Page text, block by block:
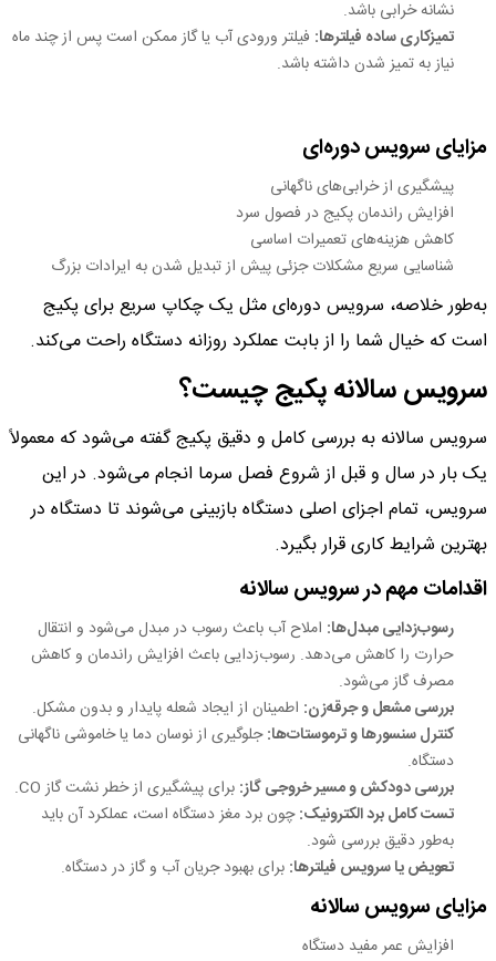
نشانه خرابی باشد.
تمیزکاری ساده فیلترها: فیلتر ورودی آب یا گاز ممکن است پس از چند ماه
نیاز به تمیز شدن داشته باشد.
مزایای سرویس دوره‌ای
پیشگیری از خرابی‌های ناگهانی
افزایش راندمان پکیج در فصول سرد
کاهش هزینه‌های تعمیرات اساسی
شناسایی سریع مشکلات جزئی پیش از تبدیل شدن به ایرادات بزرگ
به‌طور خلاصه، سرویس دوره‌ای مثل یک چکاپ سریع برای پکیج
است که خیال شما را از بابت عملکرد روزانه دستگاه راحت می‌کند.
سرویس سالانه پکیج چیست؟
سرویس سالانه به بررسی کامل و دقیق پکیج گفته می‌شود که معمولاً
یک بار در سال و قبل از شروع فصل سرما انجام می‌شود. در این
سرویس، تمام اجزای اصلی دستگاه بازبینی می‌شوند تا دستگاه در
بهترین شرایط کاری قرار بگیرد.
اقدامات مهم در سرویس سالانه
رسوب‌زدایی مبدل‌ها: املاح آب باعث رسوب در مبدل می‌شود و انتقال
حرارت را کاهش می‌دهد. رسوب‌زدایی باعث افزایش راندمان و کاهش
مصرف گاز می‌شود.
بررسی مشعل و جرقه‌زن: اطمینان از ایجاد شعله پایدار و بدون مشکل.
کنترل سنسورها و ترموستات‌ها:جلوگیری از نوسان دما یا خاموشی ناگهانی
دستگاه.
بررسی دودکش و مسیر خروجی گاز: برای پیشگیری از خطر نشت گاز CO.
تست کامل برد الکترونیک:چون برد مغز دستگاه است، عملکرد آن باید
به‌طور دقیق بررسی شود.
تعویض یا سرویس فیلترها: برای بهبود جریان آب و گاز در دستگاه.
مزایای سرویس سالانه
افزایش عمر مفید دستگاه